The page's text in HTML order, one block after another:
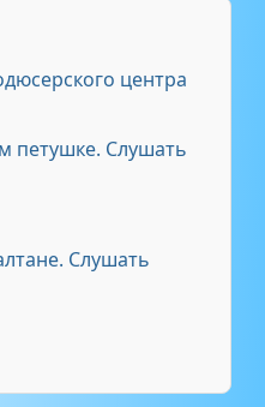
центра
петушке. Слушать
Слушать